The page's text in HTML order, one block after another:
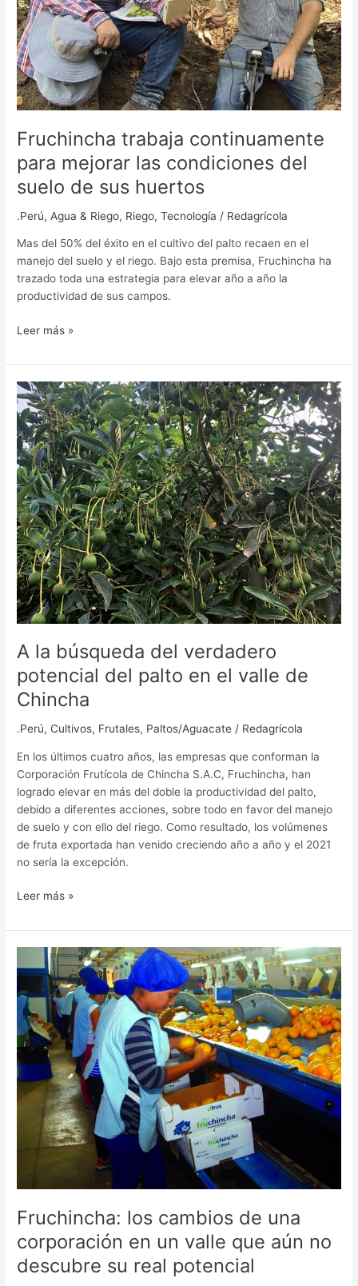
Fruchincha trabaja continuamente
para mejorar las condiciones del
suelo de sus huertos
.Perú, Agua & Riego, Riego,Tecnología / Redagrícola
Mas del 50% del éxito en el cultivo del palto recaen en el
manejo del suelo y el riego. Bajo esta premisa, Fruchincha ha
trazado toda una estrategia para elevar año a año la
productividad de sus campos.
suelo
de
sus
huertos
Leer más »
A la búsqueda del verdadero
potencial del palto en el valle de
Chincha
.Perú, Cultivos, Frutales, Paltos/Aguacate / Redagrícola
En los últimos cuatro años, las empresas que conforman la
Corporación Frutícola de Chincha S.A.C, Fruchincha, han
logrado elevar en más del doble la productividad del palto,
debido a diferentes acciones, sobre todo en favor del manejo
de suelo y con ello del riego. Como resultado, los volúmenes
de fruta exportada han venido creciendo año a año y el 2021
no sería la excepción.
A
la
búsqueda
del
verdadero
potencial
del
palto
en
el
valle
de
Chincha
Leer más »
Fruchincha: los cambios de una
corporación en un valle que aún no
descubre su real potencial
Fruchincha:
los
cambios
de
una
corporación
en
un
valle
descubre
potencial